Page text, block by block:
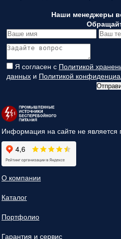
Наши менеджеры
Я согласен с Политикой
данных и Политикой
Информация на сайте не является
О компании
Каталог
Портфолио
Гарантия и сервис